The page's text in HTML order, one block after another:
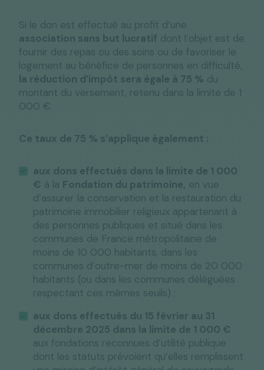
Si le don est effectué au profit d’une
association sans but lucratif dont l’objet est de
fournir des repas ou des soins ou de favoriser le
logement au bénéfice de personnes en difficulté,
la réduction d’impôt sera égale à 75 % du
montant du versement, retenu dans la limite de 1
000 €.
Ce taux de 75 % s’applique également :
aux dons effectués dans la limite de 1 000
€ à la Fondation du patrimoine, en vue
d’assurer la conservation et la restauration du
patrimoine immobilier religieux appartenant à
des personnes publiques et situé dans les
communes de France métropolitaine de
moins de 10 000 habitants, dans les
communes d’outre-mer de moins de 20 000
habitants (ou dans les communes déléguées
respectant ces mêmes seuils) ;
aux dons effectués du 15 février au 31
décembre 2025 dans la limite de 1 000 €
aux fondations reconnues d’utilité publique
dont les statuts prévoient qu’elles remplissent